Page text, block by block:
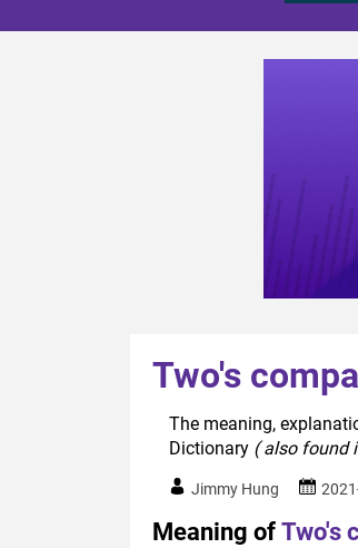
Two's
The meaning,
Dictionary ( also found
Jimmy Hung
Meaning ofTwo's